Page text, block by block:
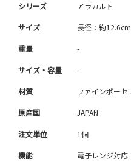
シリーズ アラカルト
サイズ 長径：約
重量 -
サイズ・容量 -
材質 ファインポーセ
原産国 JAPAN
注文単位 1個
機能 電子レンジ対